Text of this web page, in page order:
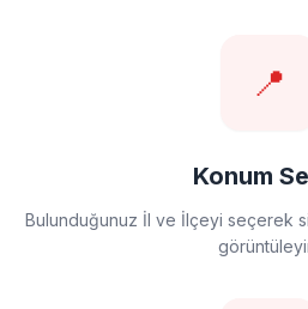
📍
Konum
Bulunduğunuz İl ve İlçeyi seçerek